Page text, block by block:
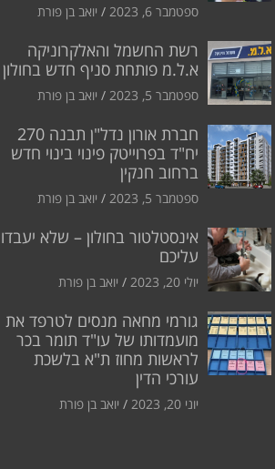
ספטמבר 6, 2023 יואב בן פורת
רשת החשמל והאלקרוניקה
א.ל.מ פותחת סניף חדש בחולון
ספטמבר 5, 2023 יואב בן פורת
חברת אורון נדל"ן תבנה 270
יח"ד בפרוייטק פינוי בינוי חדש
ברחוב חנקין
ספטמבר 5, 2023 יואב בן פורת
אינסטלטור בחולון – שלא יעבדו
עליכם
יולי 20, 2023 יואב בן פורת
גורמי מחאה מנסים לטרפד את
מועמדותו של עו"ד תומר בכר
לראשות מחוז ת"א בלשכת
עורכי הדין
יוני 20, 2023 יואב בן פורת